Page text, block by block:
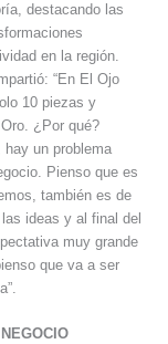
destacando las
en la región.
“En El Ojo
10 piezas y
¿Por qué?
un problema
Pienso que es
también es de
ideas y al final del
muy grande
que va a ser